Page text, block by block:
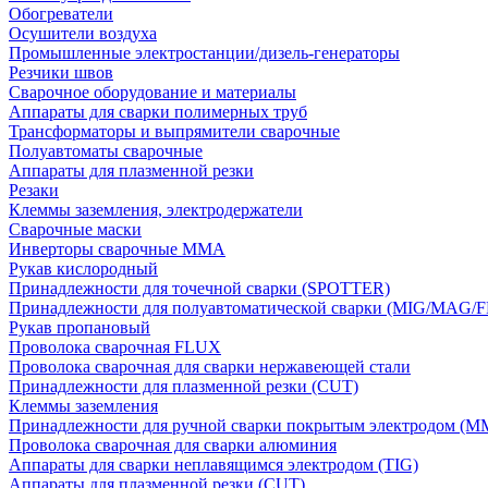
Обогреватели
Осушители воздуха
Промышленные электростанции/дизель-генераторы
Резчики швов
Сварочное оборудование и материалы
Аппараты для сварки полимерных труб
Трансформаторы и выпрямители сварочные
Полуавтоматы сварочные
Аппараты для плазменной резки
Резаки
Клеммы заземления, электродержатели
Сварочные маски
Инверторы сварочные ММА
Рукав кислородный
Принадлежности для точечной сварки (SPOTTER)
Принадлежности для полуавтоматической сварки (MIG/MAG/
Рукав пропановый
Проволока сварочная FLUX
Проволока сварочная для сварки нержавеющей стали
Принадлежности для плазменной резки (CUT)
Клеммы заземления
Принадлежности для ручной сварки покрытым электродом
Проволока сварочная для сварки алюминия
Аппараты для сварки неплавящимся электродом (TIG)
Аппараты для плазменной резки (CUT)